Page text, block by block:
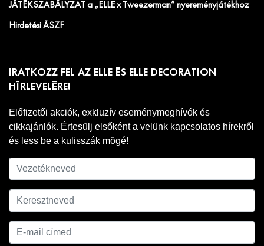
JÁTÉKSZABÁLYZAT a „ELLE x Tweezerman” nyereményjátékhoz
Hirdetési ÁSZF
IRATKOZZ FEL AZ ELLE ÉS ELLE DECORATION
HÍRLEVELÉRE!
Előfizetői akciók, exkluzív eseménymeghívók és
cikkajánlók. Értesülj elsőként a velünk kapcsolatos hírekről
és less be a kulisszák mögé!